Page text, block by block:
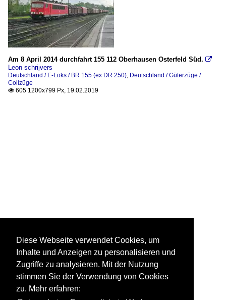
Am 8 April 2014 durchfahrt 155 112 Oberhausen Osterfeld Süd. 
Leon schrijvers
Deutschland / E-Loks / BR 155 (ex DR 250), Deutschland / Güterzüge /
Coilzüge
 605 1200x799 Px, 19.02.2019
Diese Webseite verwendet Cookies, um
Inhalte und Anzeigen zu personalisieren und
Zugriffe zu analysieren. Mit der Nutzung
stimmen Sie der Verwendung von Cookies
zu. Mehr erfahren: